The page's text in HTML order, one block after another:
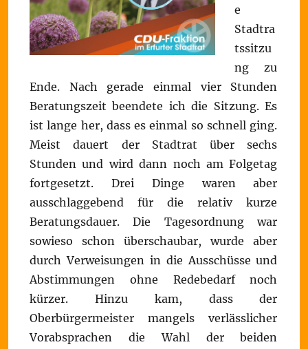
e
Stadtra
tssitzu
ng zu
Ende. Nach gerade einmal vier Stunden
Beratungszeit beendete ich die Sitzung. Es
ist lange her, dass es einmal so schnell ging.
Meist dauert der Stadtrat über sechs
Stunden und wird dann noch am Folgetag
fortgesetzt. Drei Dinge waren aber
ausschlaggebend für die relativ kurze
Beratungsdauer. Die Tagesordnung war
sowieso schon überschaubar, wurde aber
durch Verweisungen in die Ausschüsse und
Abstimmungen ohne Redebedarf noch
kürzer. Hinzu kam, dass der
Oberbürgermeister mangels verlässlicher
Vorabsprachen die Wahl der beiden